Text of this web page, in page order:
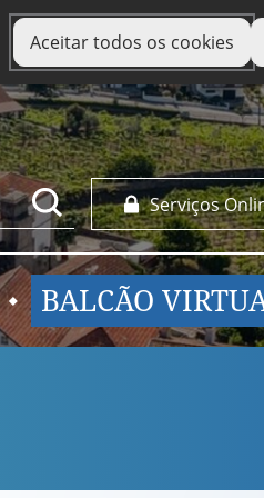
Aceitar todos os cookies
Serviços
BALCÃO